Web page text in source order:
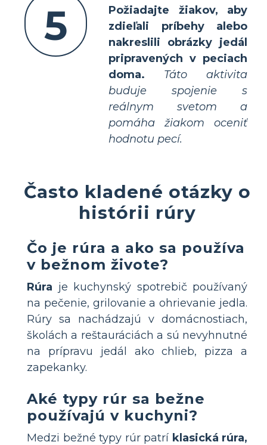
5
Požiadajte žiakov, aby
zdieľali príbehy alebo
nakreslili obrázky jedál
pripravených v peciach
doma.
Táto aktivita
buduje spojenie s
reálnym svetom a
pomáha žiakom oceniť
hodnotu pecí.
Často kladené otázky o
histórii rúry
Čo je rúra a ako sa používa
v bežnom živote?
Rúra je kuchynský spotrebič používaný
na pečenie, grilovanie a ohrievanie jedla.
Rúry sa nachádzajú v domácnostiach,
školách a reštauráciách a sú nevyhnutné
na prípravu jedál ako chlieb, pizza a
zapekanky.
Aké typy rúr sa bežne
používajú v kuchyni?
Medzi bežné typy rúr patrí klasická rúra,